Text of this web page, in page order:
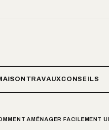
TRAVAUXCONSEILS
AMÉNAGER FACILEMENT